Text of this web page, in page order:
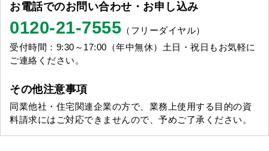
お電話でのお問い合わせ・お申し込み
0120-21-7555 （フリーダイヤル）
受付時間：9:30～17:00（年中無休）土日・祝日もお気軽に
ご連絡ください。
その他注意事項
同業他社・住宅関連企業の方で、業務上使用する目的の資
料請求にはご対応できませんので、予めご了承ください。